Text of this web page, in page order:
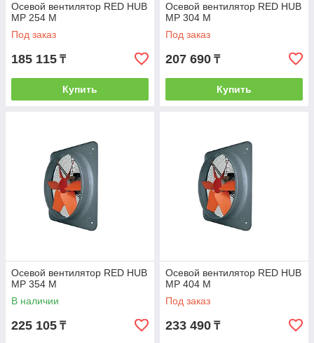
Осевой вентилятор RED HUB
MP 254 M
Под заказ
185 115 ₸
Купить
Осевой вентилятор RED HUB
MP 304 M
Под заказ
207 690 ₸
Купить
Осевой вентилятор RED HUB
MP 354 M
В наличии
225 105 ₸
Осевой вентилятор RED HUB
MP 404 M
Под заказ
233 490 ₸